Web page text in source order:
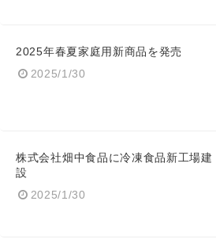
2025年春夏家庭用新商品を発売
2025/1/30
株式会社畑中食品に冷凍食品新工場建
設
2025/1/30